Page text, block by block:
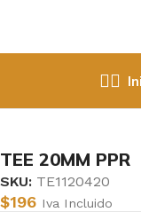
Fittings PPR
TEE 20MM PPR
SKU: TE1120420
$196 Iva Incluido